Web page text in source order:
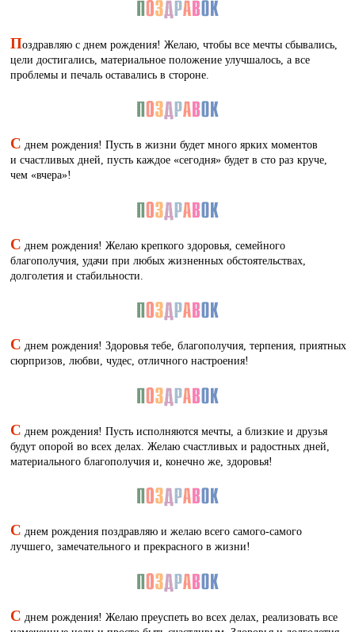
Поздравляю с днем рождения! Желаю, чтобы все мечты сбывались,
цели достигались, материальное положение улучшалось, а все
проблемы и печаль оставались в стороне.
С днем рождения! Пусть в жизни будет много ярких моментов
и счастливых дней, пусть каждое «сегодня» будет в сто раз круче,
чем «вчера»!
С днем рождения! Желаю крепкого здоровья, семейного
благополучия, удачи при любых жизненных обстоятельствах,
долголетия и стабильности.
С днем рождения! Здоровья тебе, благополучия, терпения, приятных
сюрпризов, любви, чудес, отличного настроения!
С днем рождения! Пусть исполняются мечты, а близкие и друзья
будут опорой во всех делах. Желаю счастливых и радостных дней,
материального благополучия и, конечно же, здоровья!
С днем рождения поздравляю и желаю всего самого-самого
лучшего, замечательного и прекрасного в жизни!
С днем рождения! Желаю преуспеть во всех делах, реализовать все